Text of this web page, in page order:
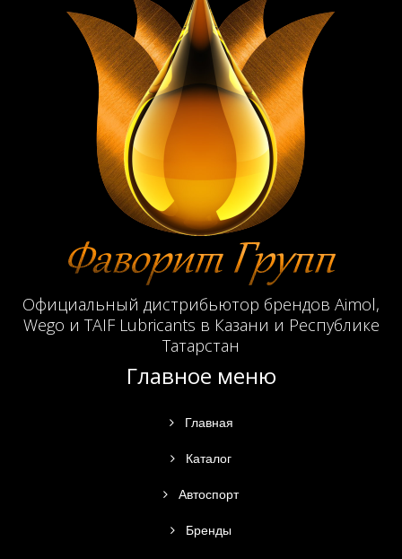
Официальный дистрибьютор брендов Aimol,
Wego и TAIF Lubricants в Казани и Республике
Татарстан
Главное меню
Главная
Каталог
Автоспорт
Бренды